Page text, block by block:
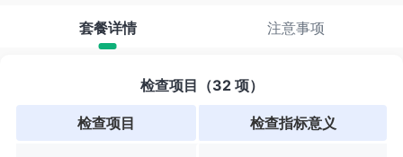
套餐详情 注意事项
检查项目（32 项）
检查项目 检查指标意义